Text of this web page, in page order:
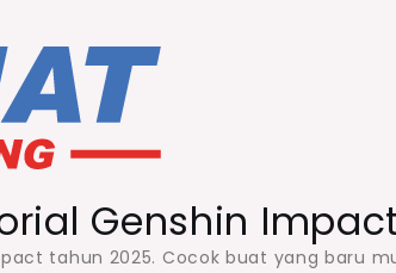
Genshin
tahun 2025. Cocok buat yang baru